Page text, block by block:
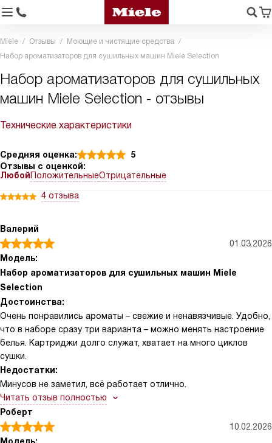
Miele Отзывы
Моющие и чистящие средства
Набор ароматизаторов для сушильных машин Miele Selection
Набор ароматизаторов для сушильных
машин Miele Selection - отзывы
Технические характеристики
Средняя оценка:
5
Отзывы с оценкой:
ЛюбойПоложительныеОтрицательные
4 отзыва
Валерий
01.03.2026
Модель:
Набор ароматизаторов для сушильных машин Miele
Selection
Достоинства:
Очень понравились ароматы – свежие и ненавязчивые. Удобно,
что в наборе сразу три варианта – можно менять настроение
белья. Картриджи долго служат, хватает на много циклов
сушки.
Недостатки:
Минусов не заметил, всё работает отлично.
Читать отзыв полностью
Роберт
10.02.2026